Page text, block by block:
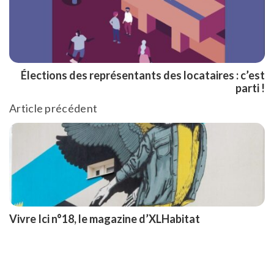
Article précédent
Vivre Ici n°18, le magazine d’XLHabitat
Élections des représentants des locataires : c’est
parti !